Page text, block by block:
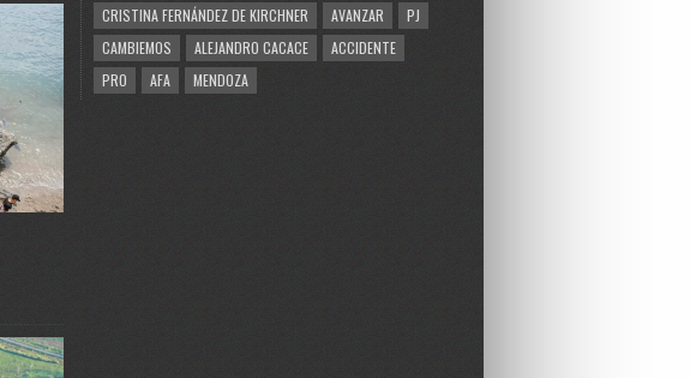
CRISTINA FERNÁNDEZ DE KIRCHNER
AVANZAR
PJ
CAMBIEMOS
ALEJANDRO CACACE
ACCIDENTE
PRO
AFA MENDOZA